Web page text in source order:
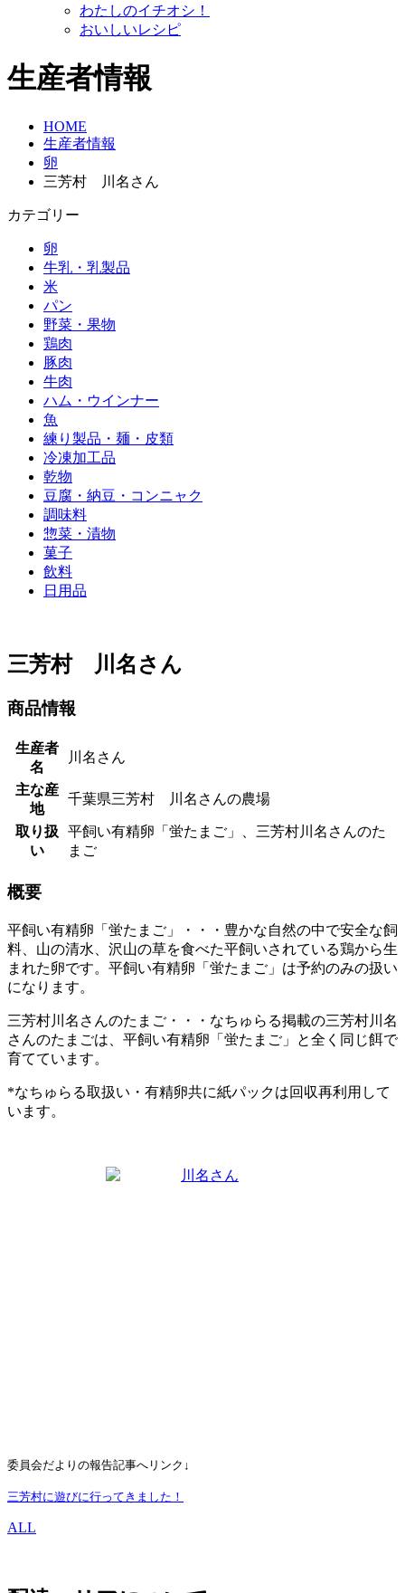
わたしのイチオシ！
おいしいレシピ
生産者情報
HOME
生産者情報
卵
三芳村 川名さん
カテゴリー
卵
牛乳・乳製品
米
パン
野菜・果物
鶏肉
豚肉
牛肉
ハム・ウインナー
魚
練り製品・麺・皮類
冷凍加工品
乾物
豆腐・納豆・コンニャク
調味料
惣菜・漬物
菓子
飲料
日用品
三芳村 川名さん
商品情報
生産者
名
川名さん
主な産
地
千葉県三芳村 川名さんの農場
取り扱
い
平飼い有精卵「蛍たまご」、三芳村川名さんのた
まご
概要
平飼い有精卵「蛍たまご」・・・豊かな自然の中で安全な飼
料、山の清水、沢山の草を食べた平飼いされている鶏から生
まれた卵です。平飼い有精卵「蛍たまご」は予約のみの扱い
になります。
三芳村川名さんのたまご・・・なちゅらる掲載の三芳村川名
さんのたまごは、平飼い有精卵「蛍たまご」と全く同じ餌で
育てています。
*なちゅらる取扱い・有精卵共に紙パックは回収再利用して
います。
委員会だよりの報告記事へリンク↓
三芳村に遊びに行ってきました！
ALL